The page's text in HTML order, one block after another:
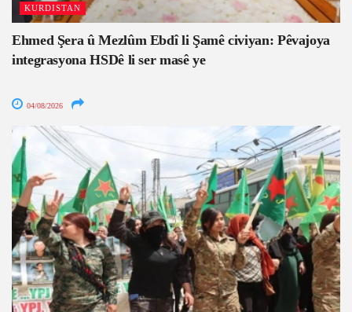
KURDISTAN
Ehmed Şera û Mezlûm Ebdî li Şamê civiyan: Pêvajoya
integrasyona HSDê li ser masê ye
04/08/2026